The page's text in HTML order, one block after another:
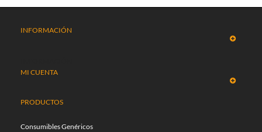
INFORMACIÓN
MI CUENTA
PRODUCTOS
Consumibles Genéricos